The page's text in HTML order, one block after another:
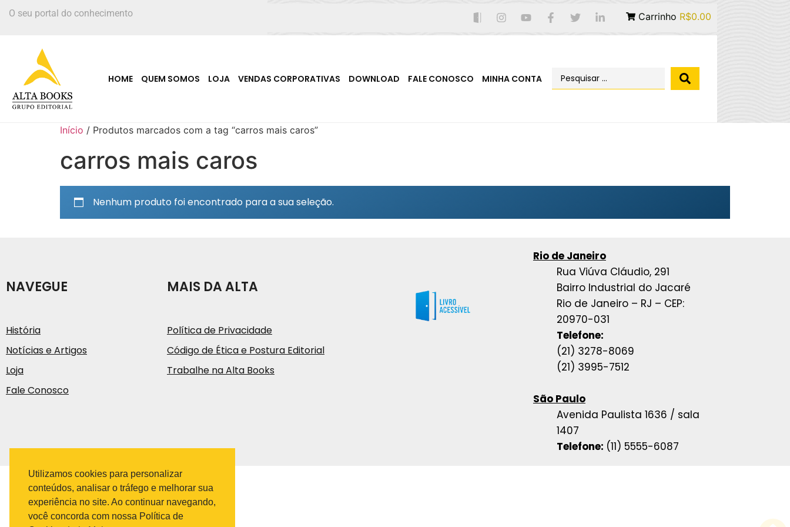
O seu portal do conhecimento Carrinho R$0.00
HOME QUEM SOMOS LOJA VENDAS CORPORATIVAS DOWNLOAD FALE CONOSCO MINHA CONTA
Início / Produtos marcados com a tag “carros mais caros”
carros mais caros
Nenhum produto foi encontrado para a sua seleção.
NAVEGUE
História
Notícias e Artigos
Loja
Fale Conosco
MAIS DA ALTA
Política de Privacidade
Código de Ética e Postura Editorial
Trabalhe na Alta Books
Rio de Janeiro
Rua Viúva Cláudio, 291
Bairro Industrial do Jacaré
Rio de Janeiro – RJ – CEP:
20970-031
Telefone:
(21) 3278-8069
(21) 3995-7512
São Paulo
Avenida Paulista 1636 / sala
1407
Telefone: (11) 5555-6087
Utilizamos cookies para personalizar
conteúdos, analisar o tráfego e melhorar sua
experiência no site. Ao continuar navegando,
você concorda com nossa Política de